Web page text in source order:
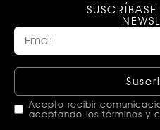
Acepto recibir
aceptando los términos y